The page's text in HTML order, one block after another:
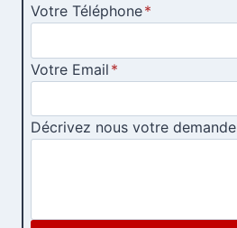
Votre Téléphone*
Votre Email *
Décrivez nous votre demande